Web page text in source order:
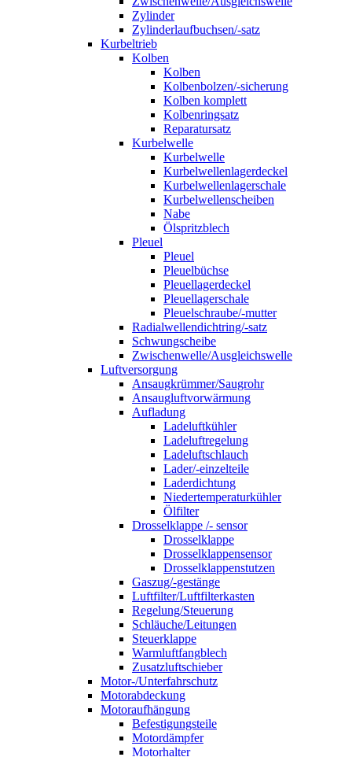
Zylinder
Zylinderlaufbuchsen/-satz
Kurbeltrieb
Kolben
Kolben
Kolbenbolzen/-sicherung
Kolben komplett
Kolbenringsatz
Reparatursatz
Kurbelwelle
Kurbelwelle
Kurbelwellenlagerdeckel
Kurbelwellenlagerschale
Kurbelwellenscheiben
Nabe
Ölspritzblech
Pleuel
Pleuel
Pleuelbüchse
Pleuellagerdeckel
Pleuellagerschale
Pleuelschraube/-mutter
Radialwellendichtring/-satz
Schwungscheibe
Zwischenwelle/Ausgleichswelle
Luftversorgung
Ansaugkrümmer/Saugrohr
Ansaugluftvorwärmung
Aufladung
Ladeluftkühler
Ladeluftregelung
Ladeluftschlauch
Lader/-einzelteile
Laderdichtung
Niedertemperaturkühler
Ölfilter
Drosselklappe /- sensor
Drosselklappe
Drosselklappensensor
Drosselklappenstutzen
Gaszug/-gestänge
Luftfilter/Luftfilterkasten
Regelung/Steuerung
Schläuche/Leitungen
Steuerklappe
Warmluftfangblech
Zusatzluftschieber
Motor-/Unterfahrschutz
Motorabdeckung
Motoraufhängung
Befestigungsteile
Motordämpfer
Motorhalter